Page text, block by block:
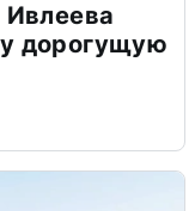
дорогущую